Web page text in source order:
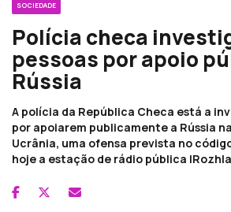
SOCIEDADE
Polícia checa
pessoas por apoio
Rússia
A polícia da República Checa está a
por apoiarem publicamente a Rússia
Ucrânia, uma ofensa prevista no
hoje a estação de rádio pública